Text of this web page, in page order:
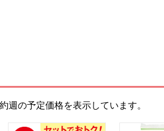
週の予定価格を表示しています。